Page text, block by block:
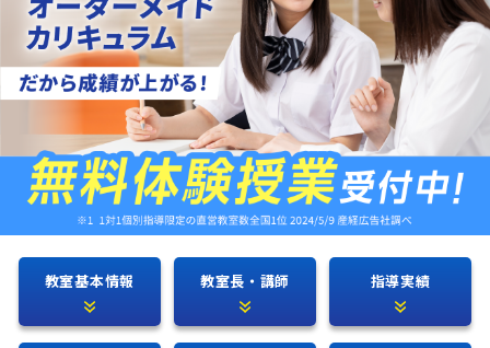
教室基本情報 教室長・講師 指導実績